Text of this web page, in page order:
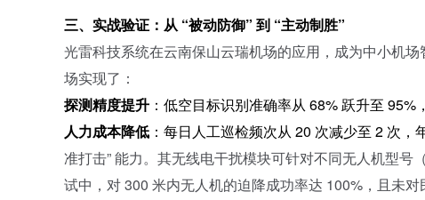
三、实战验证：从 “被动防御” 到 “主动制胜”
光雷科技系统在云南保山云瑞机场的应用，成为中小机
场实现了：
探测精度提升 ：低空目标识别准确率从 68% 跃升至 95%
人力成本降低 ：每日人工巡检频次从 20 次减少至 2 次，
准打击” 能力。其无线电干扰模块可针对不同无人机型
试中，对 300 米内无人机的迫降成功率达 100%，且未对